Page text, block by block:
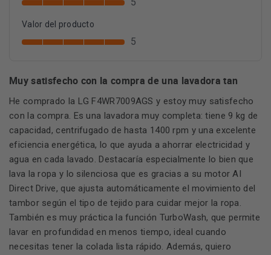
Valor del producto
5
Muy satisfecho con la compra de una lavadora tan
He comprado la LG F4WR7009AGS y estoy muy satisfecho
con la compra. Es una lavadora muy completa: tiene 9 kg de
capacidad, centrifugado de hasta 1400 rpm y una excelente
eficiencia energética, lo que ayuda a ahorrar electricidad y
agua en cada lavado. Destacaría especialmente lo bien que
lava la ropa y lo silenciosa que es gracias a su motor AI
Direct Drive, que ajusta automáticamente el movimiento del
tambor según el tipo de tejido para cuidar mejor la ropa.
También es muy práctica la función TurboWash, que permite
lavar en profundidad en menos tiempo, ideal cuando
necesitas tener la colada lista rápido. Además, quiero